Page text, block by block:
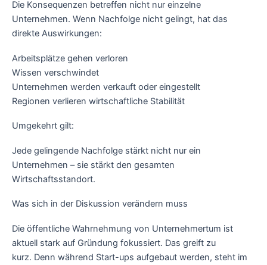
Die Konsequenzen betreffen nicht nur einzelne
Unternehmen. Wenn Nachfolge nicht gelingt, hat das
direkte Auswirkungen:
Arbeitsplätze gehen verloren
Wissen verschwindet
Unternehmen werden verkauft oder eingestellt
Regionen verlieren wirtschaftliche Stabilität
Umgekehrt gilt:
Jede gelingende Nachfolge stärkt nicht nur ein
Unternehmen – sie stärkt den gesamten
Wirtschaftsstandort.
Was sich in der Diskussion verändern muss
Die öffentliche Wahrnehmung von Unternehmertum ist
aktuell stark auf Gründung fokussiert. Das greift zu
kurz. Denn während Start-ups aufgebaut werden, steht im